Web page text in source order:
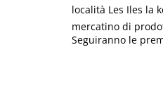
località Les Iles la
mercatino di
Seguiranno le